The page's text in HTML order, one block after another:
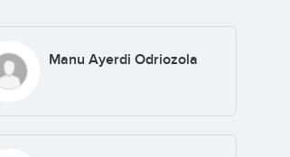
Manu Ayerdi Odriozola